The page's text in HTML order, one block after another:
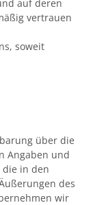
auf deren
vertrauen
soweit
über die
Angaben und
die in den
des
wir